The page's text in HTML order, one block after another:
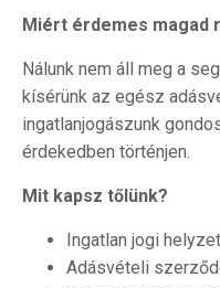
Miért érdemes magad
Nálunk nem áll meg a
kísérünk az egész
ingatlanjogászunk
érdekedben történjen.
Mit kapsz tőlünk?
Ingatlan jogi
Adásvételi